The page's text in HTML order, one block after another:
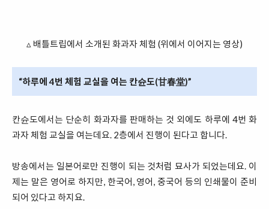
▵ 배틀트립에서 소개된 화과자 체험 (위에서 이어지는 영상)
“하루에 4번 체험 교실을 여는 칸슌도(甘春堂)”
칸슌도에서는 단순히 화과자를 판매하는 것 외에도 하루에 4번 화
과자 체험 교실을 여는데요. 2층에서 진행이 된다고 합니다.
방송에서는 일본어로만 진행이 되는 것처럼 묘사가 되었는데요. 이
제는 말은 영어로 하지만, 한국어, 영어, 중국어 등의 인쇄물이 준비
되어 있다고 하지요.